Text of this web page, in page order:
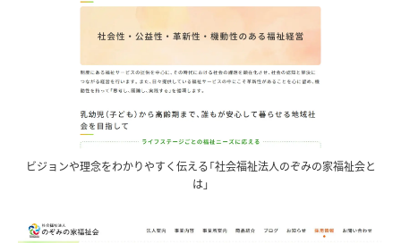
ビジョンや理念をわかりやすく伝える「社会福祉法人のぞみの家福祉会と
は」